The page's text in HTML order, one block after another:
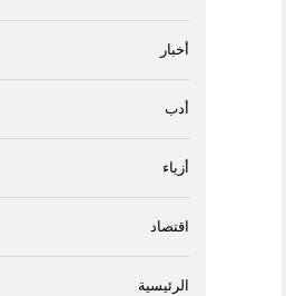
أخبار
أدب
أزياء
اقتصاد
الرئيسية